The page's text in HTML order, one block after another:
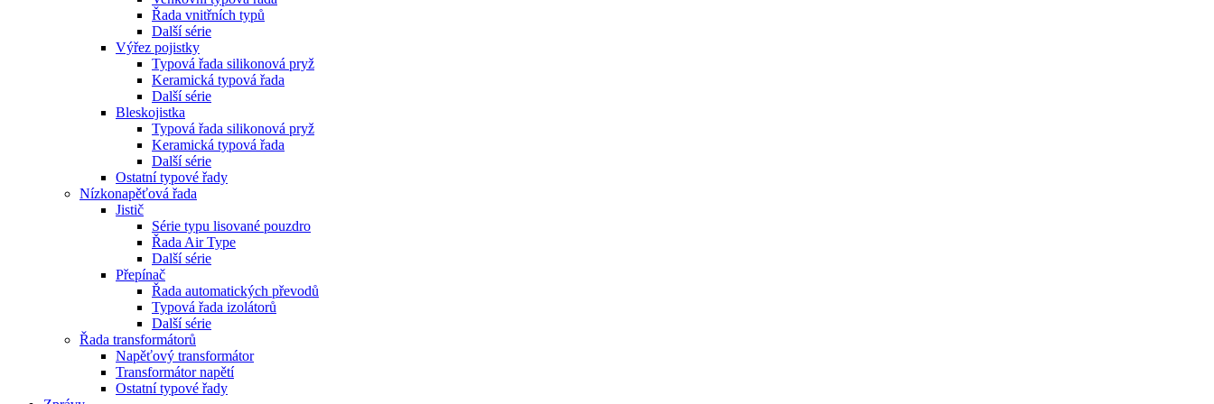
Řada vnitřních typů
Další série
Výřez pojistky
Typová řada silikonová pryž
Keramická typová řada
Další série
Bleskojistka
Typová řada silikonová pryž
Keramická typová řada
Další série
Ostatní typové řady
Nízkonapěťová řada
Jistič
Série typu lisované pouzdro
Řada Air Type
Další série
Přepínač
Řada automatických převodů
Typová řada izolátorů
Další série
Řada transformátorů
Napěťový transformátor
Transformátor napětí
Ostatní typové řady